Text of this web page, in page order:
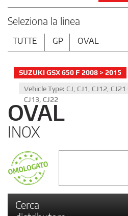
Seleziona la linea
TUTTE GP OVAL
SUZUKI GSX 650 F 2008 > 2015
Vehicle Type: CJ, CJ1, CJ12,
CJ13, CJ22
OVAL
INOX
Cerca